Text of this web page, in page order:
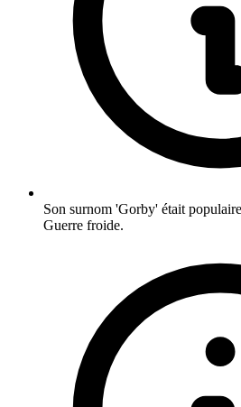
Son surnom 'Gorby' était
Guerre froide.